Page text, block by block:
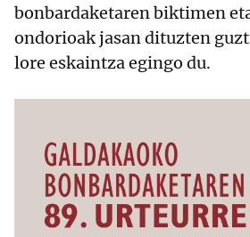
bonbardaketaren biktimen
ondorioak jasan dituzten
lore eskaintza egingo du.